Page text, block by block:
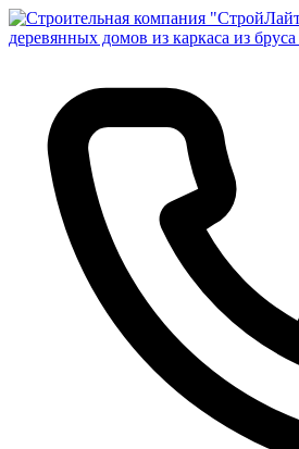
деревянных домов из каркаса из бруса